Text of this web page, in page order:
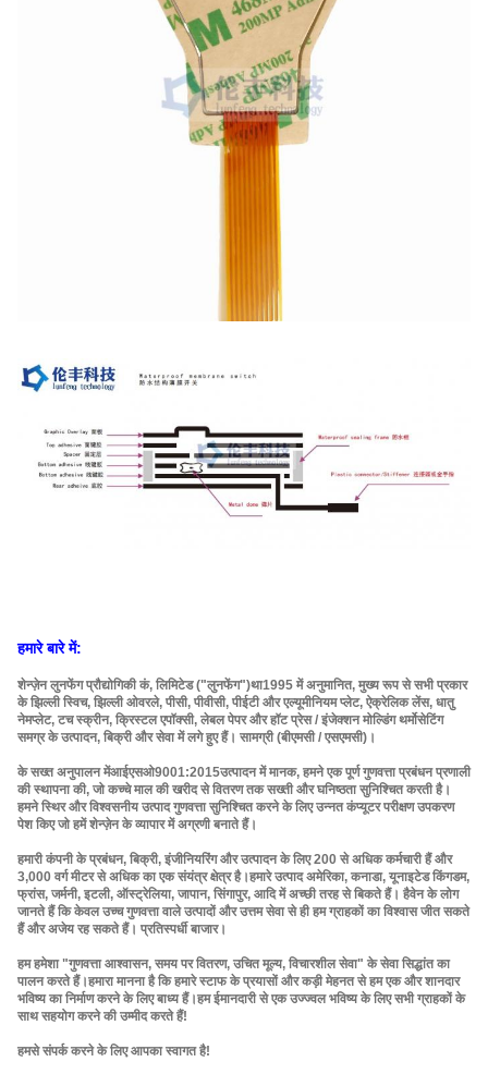
हमारे बारे में:
शेन्ज़ेन लुनफेंग प्रौद्योगिकी कं, लिमिटेड ("लुनफेंग")था1995 में अनुमानित, मुख्य रूप से सभी प्रकार
के झिल्ली स्विच, झिल्ली ओवरले, पीसी, पीवीसी, पीईटी और एल्यूमीनियम प्लेट, ऐक्रेलिक लेंस, धातु
नेमप्लेट, टच स्क्रीन, क्रिस्टल एपॉक्सी, लेबल पेपर और हॉट प्रेस / इंजेक्शन मोल्डिंग थर्मोसेटिंग
समग्र के उत्पादन, बिक्री और सेवा में लगे हुए हैं। सामग्री (बीएमसी / एसएमसी)।
के सख्त अनुपालन मेंआईएसओ9001:2015उत्पादन में मानक, हमने एक पूर्ण गुणवत्ता प्रबंधन प्रणाली
की स्थापना की, जो कच्चे माल की खरीद से वितरण तक सख्ती और घनिष्ठता सुनिश्चित करती है।
हमने स्थिर और विश्वसनीय उत्पाद गुणवत्ता सुनिश्चित करने के लिए उन्नत कंप्यूटर परीक्षण उपकरण
पेश किए जो हमें शेन्ज़ेन के व्यापार में अग्रणी बनाते हैं।
हमारी कंपनी के प्रबंधन, बिक्री, इंजीनियरिंग और उत्पादन के लिए 200 से अधिक कर्मचारी हैं और
3,000 वर्ग मीटर से अधिक का एक संयंत्र क्षेत्र है।हमारे उत्पाद अमेरिका, कनाडा, यूनाइटेड किंगडम,
फ्रांस, जर्मनी, इटली, ऑस्ट्रेलिया, जापान, सिंगापुर, आदि में अच्छी तरह से बिकते हैं। हैवेन के लोग
जानते हैं कि केवल उच्च गुणवत्ता वाले उत्पादों और उत्तम सेवा से ही हम ग्राहकों का विश्वास जीत सकते
हैं और अजेय रह सकते हैं। प्रतिस्पर्धी बाजार।
हम हमेशा "गुणवत्ता आश्वासन, समय पर वितरण, उचित मूल्य, विचारशील सेवा" के सेवा सिद्धांत का
पालन करते हैं।हमारा मानना ​​है कि हमारे स्टाफ के प्रयासों और कड़ी मेहनत से हम एक और शानदार
भविष्य का निर्माण करने के लिए बाध्य हैं।हम ईमानदारी से एक उज्ज्वल भविष्य के लिए सभी ग्राहकों के
साथ सहयोग करने की उम्मीद करते हैं!
हमसे संपर्क करने के लिए आपका स्वागत है!